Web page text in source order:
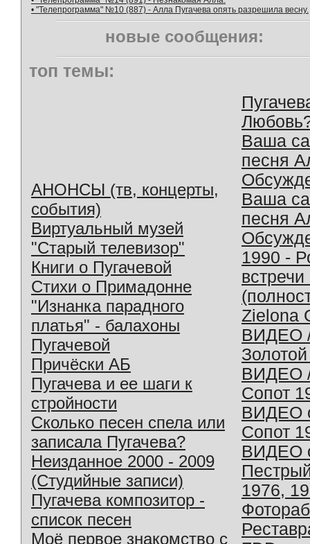
• "Телепрограмма" №10 (887) - Алла Пугачева опять разрешила весну.
новые сообщения:
топ темы:
АНОНСЫ (тв, концерты,
события)
Виртуальный музей
"Старый телевизор"
Книги о Пугачевой
Стихи о Примадонне
"Изнанка парадного
платья" - балахоны
Пугачевой
Причёски АБ
Пугачева и ее шаги к
стройности
Сколько песен спела или
записала Пугачева?
Неизданное 2000 - 2009
(Студийные записи)
Пугачева композитор -
список песен
Моё первое знакомство с
Ваша
песня
Ваша
песня
1990 -
Zielona
ВИДЕО
ВИДЕО
Сопот
ВИДЕО
Сопот
ВИДЕО
1976,